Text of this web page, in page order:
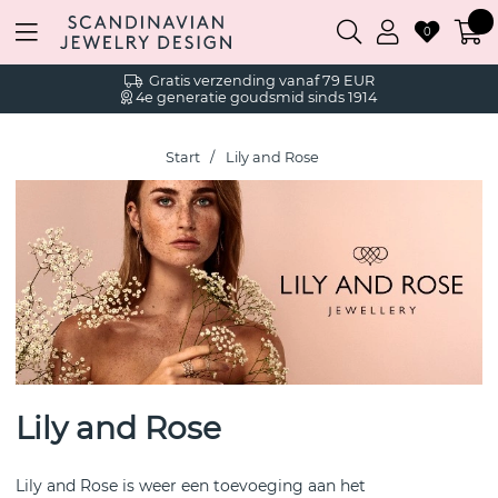
Gratis verzending vanaf 79 EUR
4e generatie goudsmid sinds 1914
0
Start Lily and Rose
Lily and Rose
Lily and Rose is weer een toevoeging aan het